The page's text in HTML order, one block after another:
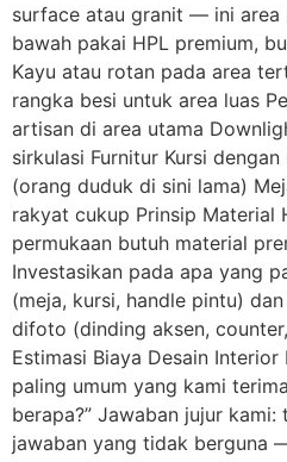
surface atau granit — ini area
bawah pakai HPL premium,
Kayu atau rotan pada area
rangka besi untuk area luas
artisan di area utama
sirkulasi Furnitur Kursi
(orang duduk di sini lama)
rakyat cukup Prinsip Material
permukaan butuh material
Investasikan pada apa yang
(meja, kursi, handle pintu)
difoto (dinding aksen,
Estimasi Biaya Desain
paling umum yang kami
berapa?” Jawaban jujur
jawaban yang tidak berguna